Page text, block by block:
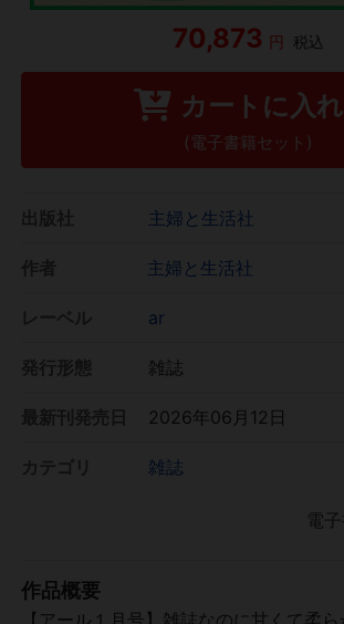
70,873 円 税込
カートに入
(電子書籍セット)
主婦と生活社
主婦と生活社
ar
雑誌
2026年06月12日
雑誌
電
作品概要
【アール１月号】雑誌なのに甘くて柔